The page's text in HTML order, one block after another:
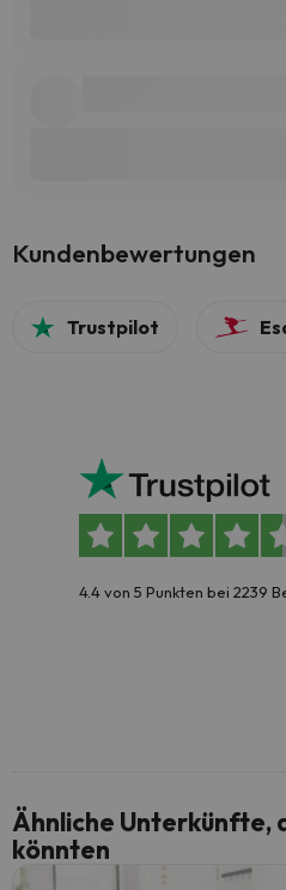
Kundenbewertungen
Trustpilot
4.4 von 5 Punkten bei 2239
Ähnliche Unterkünfte,
könnten